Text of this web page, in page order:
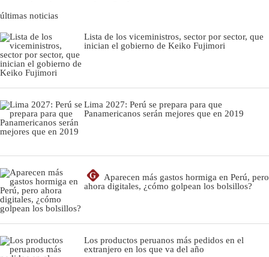
últimas noticias
Lista de los viceministros, sector por sector, que
inician el gobierno de Keiko Fujimori
Lima 2027: Perú se prepara para que
Panamericanos serán mejores que en 2019
G
Aparecen más gastos hormiga en Perú, pero
ahora digitales, ¿cómo golpean los bolsillos?
Los productos peruanos más pedidos en el
extranjero en los que va del año